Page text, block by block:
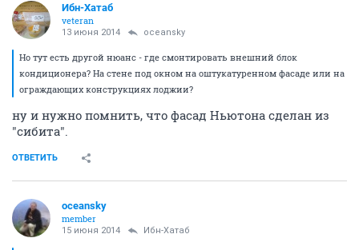
Ибн-Хатаб
veteran
13 июня 2014 oceansky
Но тут есть другой нюанс - где смонтировать внешний блок
кондиционера? На стене под окном на оштукатуренном фасаде или на
ограждающих конструкциях лоджии?
ну и нужно помнить, что фасад Ньютона сделан из
"сибита".
ОТВЕТИТЬ
oceansky
member
15 июня 2014 Ибн-Хатаб